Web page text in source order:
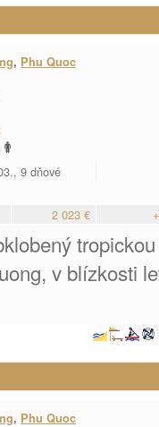
, Phu Quoc
9 dňové
2 023 €
v blízkosti
, Phu Quoc